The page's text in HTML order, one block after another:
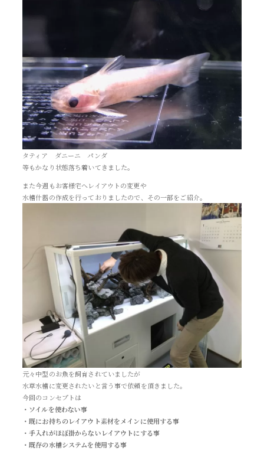
タティア ダニーニ パンダ
等もかなり状態落ち着いてきました。
また今週もお客様宅へレイアウトの変更や
水槽什器の作成を行っておりましたので、その一部をご紹介。
元々中型のお魚を飼育されていましたが
水草水槽に変更されたいと言う事で依頼を頂きました。
今回のコンセプトは
・ソイルを使わない事
・既にお持ちのレイアウト素材をメインに使用する事
・手入れがほぼ掛からないレイアウトにする事
・既存の水槽システムを使用する事